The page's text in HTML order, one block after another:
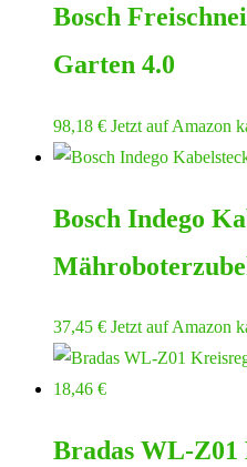
Bosch
Garten 4.0
98,18 € Jetzt auf Amazon
Bosch Indego
37,45 € Jetzt auf Amazon
Bradas WL-